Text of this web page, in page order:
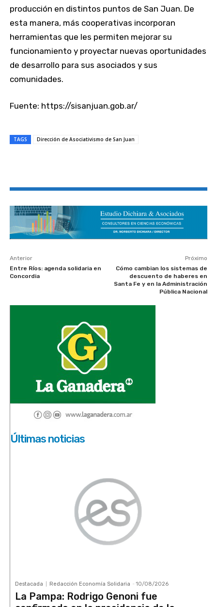
producción en distintos puntos de San Juan. De
esta manera, más cooperativas incorporan
herramientas que les permiten mejorar su
funcionamiento y proyectar nuevas oportunidades
de desarrollo para sus asociados y sus
comunidades.
Fuente: https://sisanjuan.gob.ar/
TAGS Dirección de Asociativismo de San Juan
Anterior
Entre Ríos: agenda solidaria en
Concordia
Próximo
Cómo cambian los sistemas de
descuento de haberes en
Santa Fe y en la Administración
Pública Nacional
Últimas noticias
Destacada Redacción Economía Solidaria - 10/08/2026
La Pampa: Rodrigo Genoni fue